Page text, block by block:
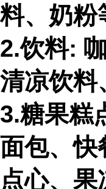
料、奶粉
2.饮料:
清凉饮料
3.糖果糕
面包、快
点心、